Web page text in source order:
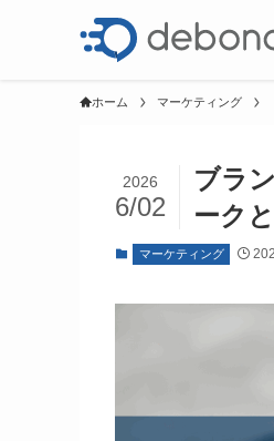
ホーム マーケティング
ブラ
ーク
2026
6/02
マーケティング